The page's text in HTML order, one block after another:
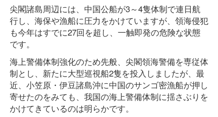
尖閣諸島周辺には、中国公船が3～4隻体制で連日航
行し、海保や漁船に圧力をかけていますが、領海侵犯
も今年はすでに27回を超し、一触即発の危険な状態
です。
海上警備体制強化のため先般、尖閣領海警備を専従体
制とし、新たに大型巡視船2隻を投入しましたが、最
近、小笠原・伊豆諸島沖に中国のサンゴ密漁船が押し
寄せたのをみても、我国の海上警備体制に揺さぶりを
かけてきているのは明らかです。